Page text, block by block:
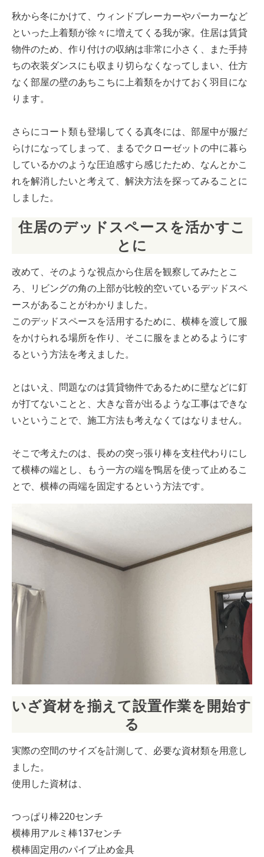
秋から冬にかけて、ウィンドブレーカーやパーカーなど
といった上着類が徐々に増えてくる我が家。住居は賃貸
物件のため、作り付けの収納は非常に小さく、また手持
ちの衣装ダンスにも収まり切らなくなってしまい、仕方
なく部屋の壁のあちこちに上着類をかけておく羽目にな
ります。
さらにコート類も登場してくる真冬には、部屋中が服だ
らけになってしまって、まるでクローゼットの中に暮ら
しているかのような圧迫感すら感じたため、なんとかこ
れを解消したいと考えて、解決方法を探ってみることに
しました。
住居のデッドスペースを活かすこ
とに
改めて、そのような視点から住居を観察してみたとこ
ろ、リビングの角の上部が比較的空いているデッドスペ
ースがあることがわかりました。
このデッドスペースを活用するために、横棒を渡して服
をかけられる場所を作り、そこに服をまとめるようにす
るという方法を考えました。
とはいえ、問題なのは賃貸物件であるために壁などに釘
が打てないことと、大きな音が出るような工事はできな
いということで、施工方法も考えなくてはなりません。
そこで考えたのは、長めの突っ張り棒を支柱代わりにし
て横棒の端とし、もう一方の端を鴨居を使って止めるこ
とで、横棒の両端を固定するという方法です。
いざ資材を揃えて設置作業を開始す
る
実際の空間のサイズを計測して、必要な資材類を用意し
ました。
使用した資材は、
つっぱり棒220センチ
横棒用アルミ棒137センチ
横棒固定用のパイプ止め金具